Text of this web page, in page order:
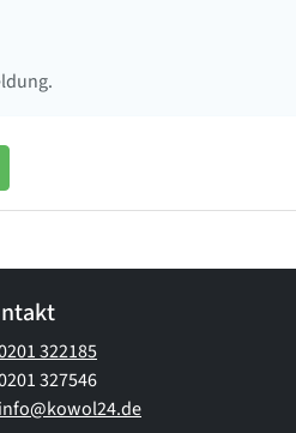
322185
327546